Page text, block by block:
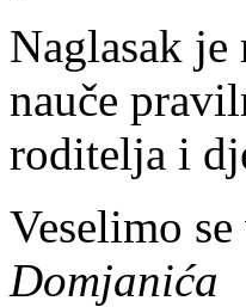
Naglasak
nauče
roditelja i
Veselimo
Domjanića